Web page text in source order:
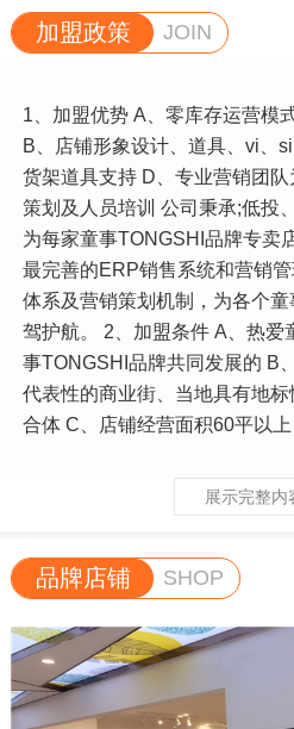
加盟政策 JOIN
1、加盟优势 A、零库存运营模
B、店铺形象设计、道具、vi、
货架道具支持 D、专业营销团
策划及人员培训 公司秉承;低投
为每家童事TONGSHI品牌专卖
最完善的ERP销售系统和营销
体系及营销策划机制，为各个
驾护航。 2、加盟条件 A、热爱
事TONGSHI品牌共同发展的 B
代表性的商业街、当地具有地
合体 C、店铺经营面积60平以上
展示完整内
品牌店铺 SHOP